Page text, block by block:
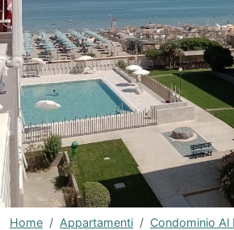
Home Appartamenti
Condominio Al